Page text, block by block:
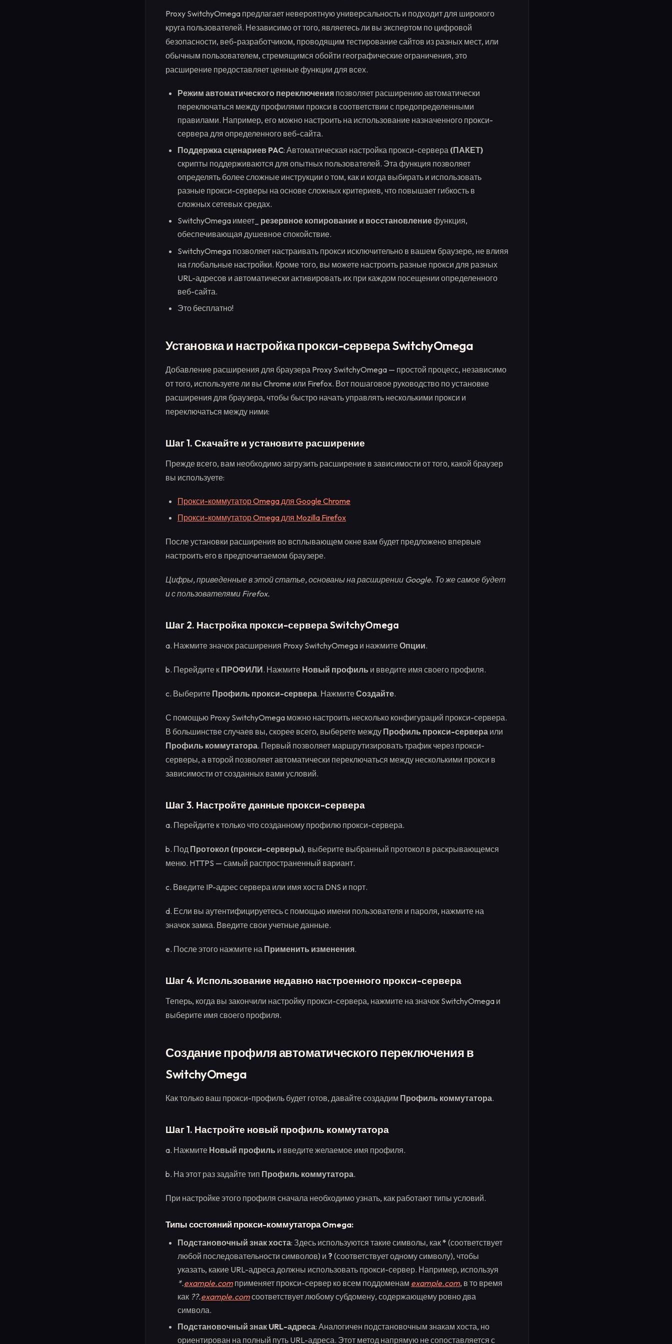
Proxy SwitchyOmega предлагает невероятную универсальность и подходит для широкого
круга пользователей. Независимо от того, являетесь ли вы экспертом по цифровой
безопасности, веб-разработчиком, проводящим тестирование сайтов из разных мест, или
обычным пользователем, стремящимся обойти географические ограничения, это
расширение предоставляет ценные функции для всех.
Режим автоматического переключения позволяет расширению автоматически
переключаться между профилями прокси в соответствии с предопределенными
правилами. Например, его можно настроить на использование назначенного прокси-
сервера для определенного веб-сайта.
Поддержка сценариев PAC: Автоматическая настройка прокси-сервера (ПАКЕТ)
скрипты поддерживаются для опытных пользователей. Эта функция позволяет
определять более сложные инструкции о том, как и когда выбирать и использовать
разные прокси-серверы на основе сложных критериев, что повышает гибкость в
сложных сетевых средах.
SwitchyOmega имеет_
резервное копирование и восстановлениефункция,
обеспечивающая душевное спокойствие.
SwitchyOmega позволяет настраивать прокси исключительно в вашем браузере, не влияя
на глобальные настройки. Кроме того, вы можете настроить разные прокси для разных
URL-адресов и автоматически активировать их при каждом посещении определенного
веб-сайта.
Это бесплатно!
Установка и настройка прокси-сервера SwitchyOmega
Добавление расширения для браузера Proxy SwitchyOmega — простой процесс, независимо
от того, используете ли вы Chrome или Firefox. Вот пошаговое руководство по установке
расширения для браузера, чтобы быстро начать управлять несколькими прокси и
переключаться между ними:
Шаг 1. Скачайте и установите расширение
Прежде всего, вам необходимо загрузить расширение в зависимости от того, какой браузер
вы используете:
Прокси-коммутатор Omega для Google Chrome
Прокси-коммутатор Omega для Mozilla Firefox
После установки расширения во всплывающем окне вам будет предложено впервые
настроить его в предпочитаемом браузере.
Цифры, приведенные в этой статье, основаны на расширении Google. То же самое будет
и с пользователями Firefox.
Шаг 2. Настройка прокси-сервера SwitchyOmega
a. Нажмите значок расширения Proxy SwitchyOmega и нажмитеОпции.
b. Перейдите к ПРОФИЛИ. Нажмите Новый профиль и введите имя своего профиля.
c. Выберите Профиль прокси-сервера. НажмитеСоздайте.
С помощью Proxy SwitchyOmega можно настроить несколько конфигураций прокси-сервера.
В большинстве случаев вы, скорее всего, выберете между Профиль прокси-сервера или
Профиль коммутатора. Первый позволяет маршрутизировать трафик через прокси-
серверы, а второй позволяет автоматически переключаться между несколькими прокси в
зависимости от созданных вами условий.
Шаг 3. Настройте данные прокси-сервера
a. Перейдите к только что созданному профилю прокси-сервера.
b. Под Протокол (прокси-серверы), выберите выбранный протокол в раскрывающемся
меню. HTTPS — самый распространенный вариант.
c. Введите IP-адрес сервера или имя хоста DNS и порт.
d. Если вы аутентифицируетесь с помощью имени пользователя и пароля, нажмите на
значок замка. Введите свои учетные данные.
e. После этого нажмите на Применить изменения.
Шаг 4. Использование недавно настроенного прокси-сервера
Теперь, когда вы закончили настройку прокси-сервера, нажмите на значок SwitchyOmega и
выберите имя своего профиля.
Создание профиля автоматического переключения в
SwitchyOmega
Как только ваш прокси-профиль будет готов, давайте создадим Профиль коммутатора.
Шаг 1. Настройте новый профиль коммутатора
a. Нажмите Новый профиль и введите желаемое имя профиля.
b. На этот раз задайте тип Профиль коммутатора.
При настройке этого профиля сначала необходимо узнать, как работают типы условий.
Типы состояний прокси-коммутатора Omega:
Подстановочный знак хоста: Здесь используются такие символы, как* (соответствует
любой последовательности символов) и ? (соответствует одному символу), чтобы
указать, какие URL-адреса должны использовать прокси-сервер. Например, используя
*.example.com применяет прокси-сервер ко всем поддоменам example.com, в то время
как ??.example.comсоответствует любому субдомену, содержающему ровно два
символа.
Подстановочный знак URL-адреса: Аналогичен подстановочным знакам хоста, но
ориентирован на полный путь URL-адреса. Этот метод напрямую не сопоставляется с